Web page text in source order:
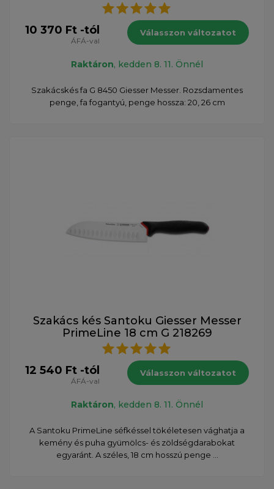
10 370 Ft -tól
ÁFÁ-val
Válasszon változatot
Raktáron, kedden 8. 11. Önnél
Szakácskés fa G 8450 Giesser Messer. Rozsdamentes
penge, fa fogantyú, penge hossza: 20, 26 cm
Szakács kés Santoku Giesser Messer
PrimeLine 18 cm G 218269
12 540 Ft -tól
ÁFÁ-val
Válasszon változatot
Raktáron, kedden 8. 11. Önnél
A Santoku PrimeLine séfkéssel tökéletesen vághatja a
kemény és puha gyümölcs- és zöldségdarabokat
egyaránt. A széles, 18 cm hosszú penge ...